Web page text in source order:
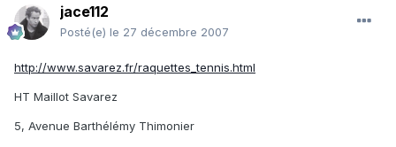
jace112
Posté(e) le 27 décembre 2007
http://www.savarez.fr/raquettes_tennis.html
HT Maillot Savarez
5, Avenue Barthélémy Thimonier